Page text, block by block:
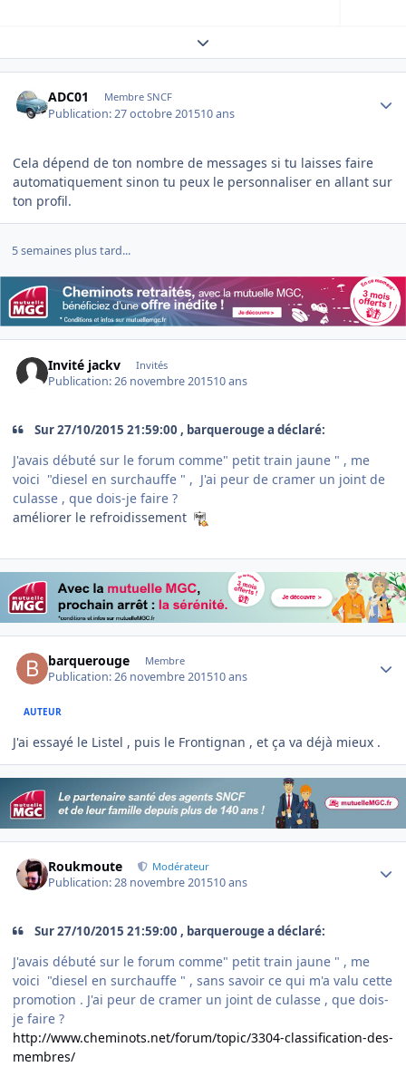
Expand topic overview
ADC01 Membre SNCF
Publication:27 octobre 201510 ans
Cela dépend de ton nombre de messages si tu laisses faire
automatiquement sinon tu peux le personnaliser en allant sur
ton profil.
5 semaines plus tard...
Invité jackv Invités
Publication:26 novembre 201510 ans
Sur 27/10/2015 21:59:00 , barquerouge a déclaré:
J'avais débuté sur le forum comme" petit train jaune " , me
voici "diesel en surchauffe " , J'ai peur de cramer un joint de
culasse , que dois-je faire ?
améliorer le refroidissement
barquerouge Membre
Publication:26 novembre 201510 ans
AUTEUR
J'ai essayé le Listel , puis le Frontignan , et ça va déjà mieux .
Roukmoute Modérateur
Publication:28 novembre 201510 ans
Sur 27/10/2015 21:59:00 , barquerouge a déclaré:
J'avais débuté sur le forum comme" petit train jaune " , me
voici "diesel en surchauffe " , sans savoir ce qui m'a valu cette
promotion . J'ai peur de cramer un joint de culasse , que dois-
je faire ?
http://www.cheminots.net/forum/topic/3304-classification-des-
membres/